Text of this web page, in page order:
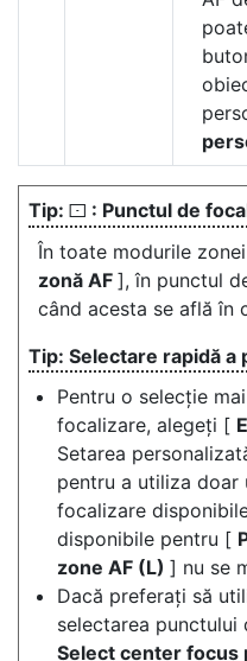
s : Punctul de
În toate modurile
zonă AF ], în punctul
când acesta se află în
Selectare rapidă a
Pentru o selecție
focalizare, alegeți [
Setarea
pentru a utiliza
focalizare
disponibile pentru [
zone AF (L) ] nu se
Dacă preferați să
selectarea
Select center focus